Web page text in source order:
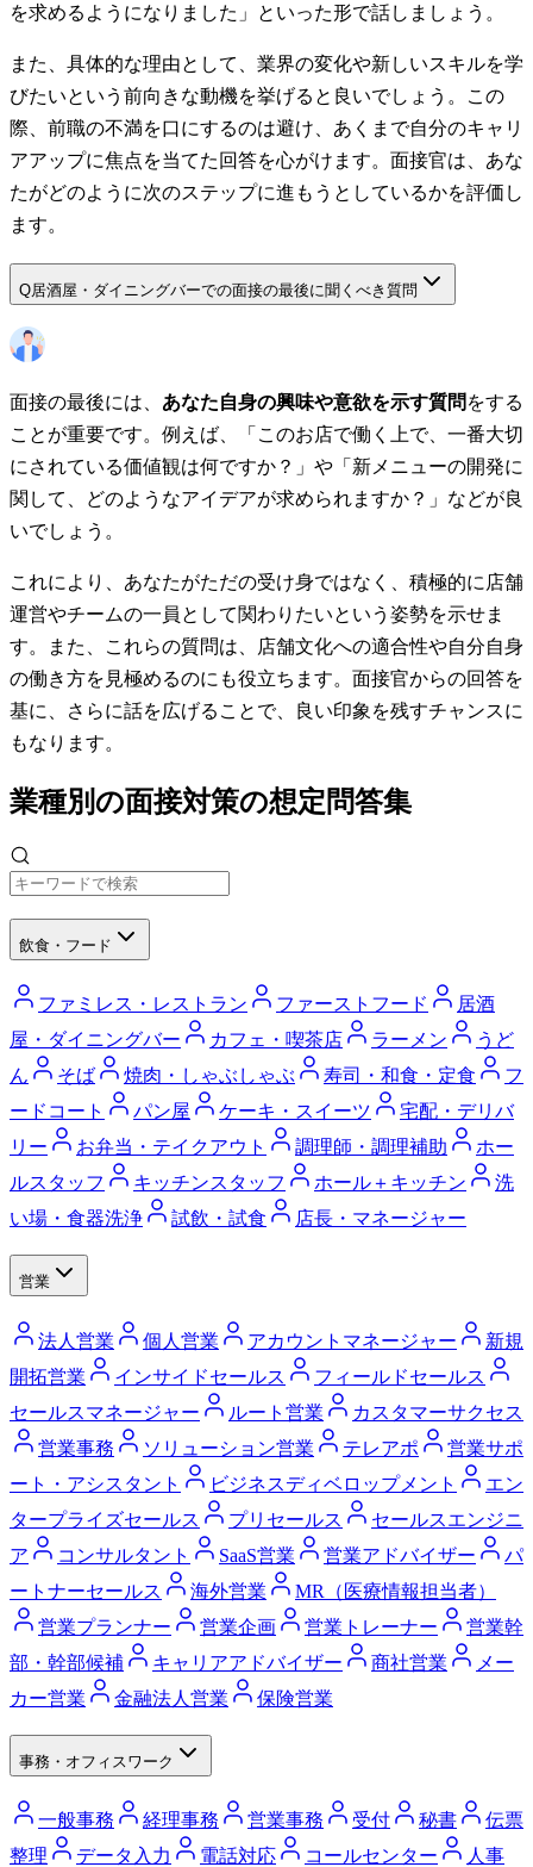
を求めるようになりました」といった形で話しましょう。
また、具体的な理由として、業界の変化や新しいスキルを学
びたいという前向きな動機を挙げると良いでしょう。この
際、前職の不満を口にするのは避け、あくまで自分のキャリ
アアップに焦点を当てた回答を心がけます。面接官は、あな
たがどのように次のステップに進もうとしているかを評価し
ます。
Q居酒屋・ダイニングバーでの面接の最後に聞くべき質問
面接の最後には、 あなた自身の興味や意欲を示す質問 をする
ことが重要です。例えば、「このお店で働く上で、一番大切
にされている価値観は何ですか？」や「新メニューの開発に
関して、どのようなアイデアが求められますか？」などが良
いでしょう。
これにより、あなたがただの受け身ではなく、積極的に店舗
運営やチームの一員として関わりたいという姿勢を示せま
す。また、これらの質問は、店舗文化への適合性や自分自身
の働き方を見極めるのにも役立ちます。面接官からの回答を
基に、さらに話を広げることで、良い印象を残すチャンスに
もなります。
業種別の面接対策の想定問答集
飲食・フード
ファミレス・レストラン ファーストフード
居酒
屋・ダイニングバー
カフェ・喫茶店 ラーメン
うど
ん
そば 焼肉・しゃぶしゃぶ 寿司・和食・定食
フ
ードコート
パン屋 ケーキ・スイーツ
宅配・デリバ
リー
お弁当・テイクアウト 調理師・調理補助
ホー
ルスタッフ
キッチンスタッフ ホール＋キッチン
洗
い場・食器洗浄
試飲・試食 店長・マネージャー
営業
法人営業 個人営業 アカウントマネージャー
新規
開拓営業
インサイドセールス
フィールドセールス
セールスマネージャー
ルート営業
カスタマーサクセス
営業事務
ソリューション営業 テレアポ
営業サポ
ート・アシスタント
ビジネスディベロップメント
エン
タープライズセールス
プリセールス
セールスエンジニ
ア
コンサルタント SaaS営業 営業アドバイザー
パ
ートナーセールス
海外営業
MR（医療情報担当者）
営業プランナー
営業企画 営業トレーナー
営業幹
部・幹部候補
キャリアアドバイザー 商社営業
メー
カー営業
金融法人営業 保険営業
事務・オフィスワーク
一般事務 経理事務 営業事務 受付 秘書
伝票
整理
データ入力 電話対応 コールセンター 人事